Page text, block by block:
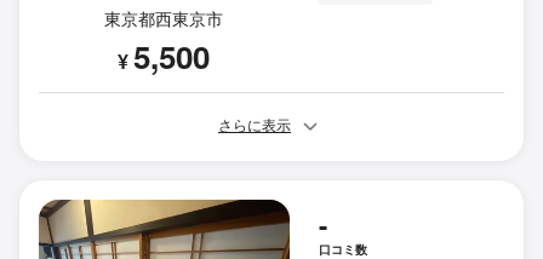
東京都西東京市
¥5,500
さらに表示
-
口コミ数